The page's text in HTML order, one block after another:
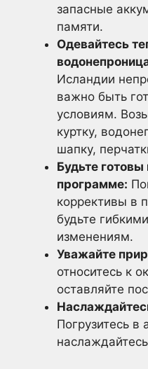
запасные
памяти.
Одевайтесь
Исландии
важно быть
условиям.
куртку,
шапку,
Будьте
программе:
коррективы в
будьте
изменениям.
Уважайте
относитесь к
оставляйте
Погрузитесь